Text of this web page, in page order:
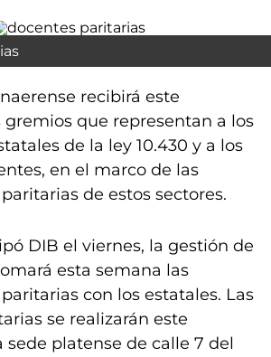
recibirá este
gremios que representan a los
de la ley 10.430 y a los
en el marco de las
de estos sectores.
DIB el viernes, la gestión de
esta semana las
con los estatales. Las
se realizarán este
sede platense de calle 7 del